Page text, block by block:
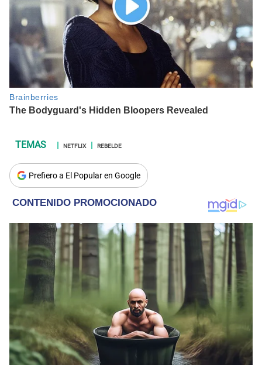
NETFLIX REBELDE
Prefiero a El Popular en Google